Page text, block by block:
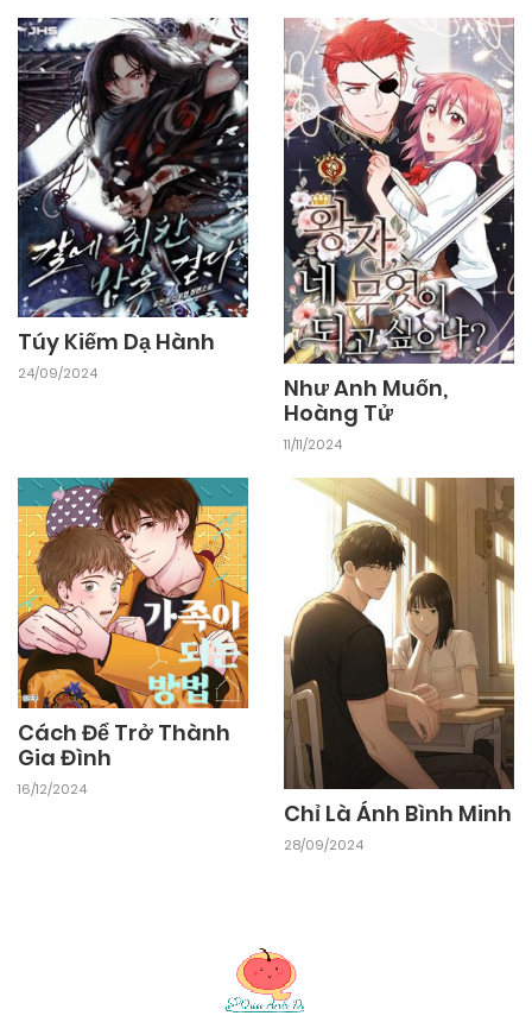
Túy Kiếm Dạ Hành
24/09/2024
Như Anh Muốn,
Hoàng Tử
11/11/2024
Cách Để Trở Thành
Gia Đình
16/12/2024
Chỉ Là Ánh Bình Minh
28/09/2024